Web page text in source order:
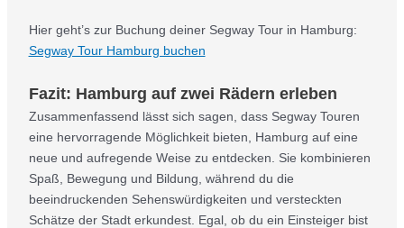
Hier geht’s zur Buchung deiner Segway Tour in Hamburg:
Segway Tour Hamburg buchen
Fazit: Hamburg auf zwei Rädern erleben
Zusammenfassend lässt sich sagen, dass Segway Touren
eine hervorragende Möglichkeit bieten, Hamburg auf eine
neue und aufregende Weise zu entdecken. Sie kombinieren
Spaß, Bewegung und Bildung, während du die
beeindruckenden Sehenswürdigkeiten und versteckten
Schätze der Stadt erkundest. Egal, ob du ein Einsteiger bist